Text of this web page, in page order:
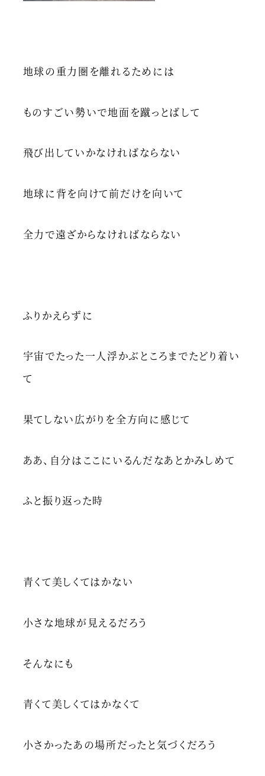
地球の重力圏を離れるためには
ものすごい勢いで地面を蹴っとばして
飛び出していかなければならない
地球に背を向けて前だけを向いて
全力で遠ざからなければならない
ふりかえらずに
宇宙でたった一人浮かぶところまでたどり着い
て
果てしない広がりを全方向に感じて
ああ、自分はここにいるんだなあとかみしめて
ふと振り返った時
青くて美しくてはかない
小さな地球が見えるだろう
そんなにも
青くて美しくてはかなくて
小さかったあの場所だったと気づくだろう